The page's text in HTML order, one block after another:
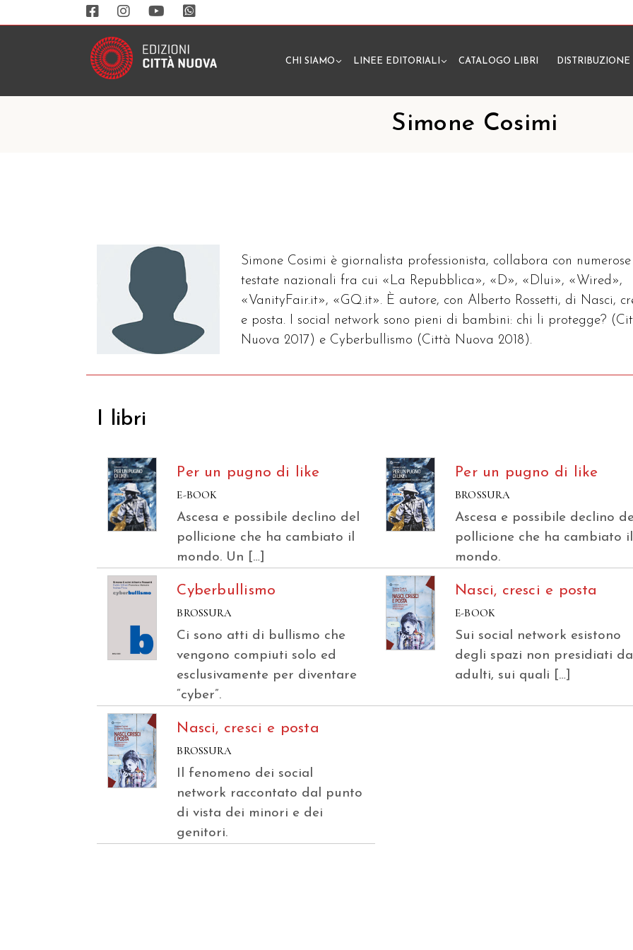
CHI SIAMO LINEE EDITORIALI CATALOGO LIBRI DISTRIBUZIONE
Simone Cosimi
Simone Cosimi è giornalista professionista, collabora con numerose
testate nazionali fra cui «La Repubblica», «D», «Dlui», «Wired»,
«VanityFair.it», «GQ.it». È autore, con Alberto Rossetti, di Nasci,
e posta. I social network sono pieni di bambini: chi li protegge?
Nuova 2017) e Cyberbullismo (Città Nuova 2018).
I libri
Per un pugno di like
E-BOOK
Ascesa e possibile declino del
pollicione che ha cambiato il
mondo. Un […]
Per un pugno di like
BROSSURA
Ascesa e possibile declino
pollicione che ha cambiato il
mondo.
Cyberbullismo
BROSSURA
Ci sono atti di bullismo che
vengono compiuti solo ed
esclusivamente per diventare
“cyber”.
Nasci, cresci e posta
E-BOOK
Sui social network esistono
degli spazi non presidiati da
adulti, sui quali […]
Nasci, cresci e posta
BROSSURA
Il fenomeno dei social
network raccontato dal punto
di vista dei minori e dei
genitori.